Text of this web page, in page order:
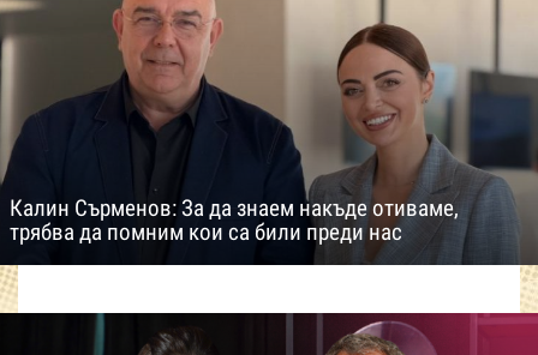
Калин Сърменов: За да знаем накъде отиваме,
трябва да помним кои са били преди нас